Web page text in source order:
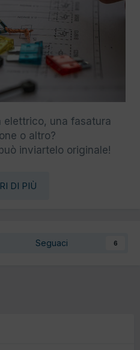
elettrico, una fasatura
o altro?
inviartelo originale!
DI PIÙ
Seguaci 6